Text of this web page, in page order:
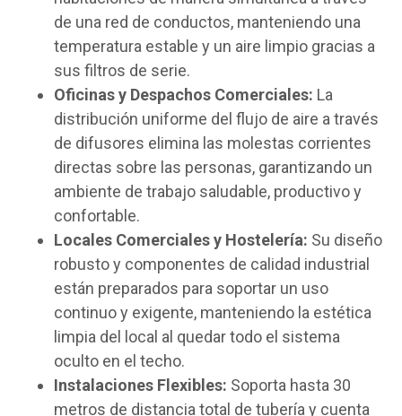
de una red de conductos, manteniendo una
temperatura estable y un aire limpio gracias a
sus filtros de serie.
Oficinas y Despachos Comerciales: La
distribución uniforme del flujo de aire a través
de difusores elimina las molestas corrientes
directas sobre las personas, garantizando un
ambiente de trabajo saludable, productivo y
confortable.
Locales Comerciales y Hostelería: Su diseño
robusto y componentes de calidad industrial
están preparados para soportar un uso
continuo y exigente, manteniendo la estética
limpia del local al quedar todo el sistema
oculto en el techo.
Instalaciones Flexibles: Soporta hasta 30
metros de distancia total de tubería y cuenta